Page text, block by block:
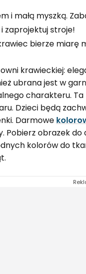
i małą myszką.
zaprojektuj stroje!
krawieckiej:
ubrana jest w
charakteru.
Dzieci będą
Darmowe
obrazek do
kolorów do